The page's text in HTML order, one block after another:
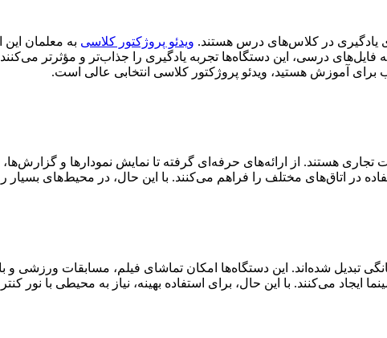
یادگیری در کلاس‌های درس هستند. ویدئو پروژکتور کلاسی به معلمان
فایل‌های درسی، این دستگاه‌ها تجربه یادگیری را جذاب‌تر و مؤثرتر
برای آموزش هستید، ویدئو پروژکتور کلاسی انتخابی عالی است.
تجاری هستند. از ارائه‌های حرفه‌ای گرفته تا نمایش نمودارها و
در اتاق‌های مختلف را فراهم می‌کنند. با این حال، در محیط‌های
تبدیل شده‌اند. این دستگاه‌ها امکان تماشای فیلم، مسابقات ورزشی و